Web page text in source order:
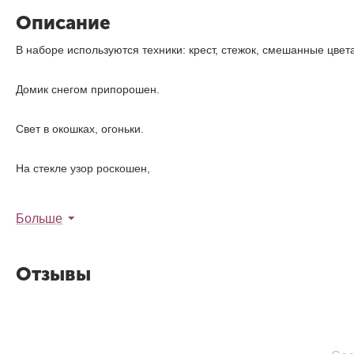
Описание
В наборе используются техники: крест, стежок, смешанные
Домик снегом припорошен.
Свет в окошках, огоньки.
На стекле узор роскошен,
А вокруг бело раздолье,
Больше
Отзывы